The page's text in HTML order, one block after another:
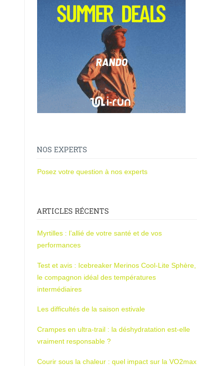
NOS EXPERTS
Posez votre question à nos experts
ARTICLES RÉCENTS
Myrtilles : l’allié de votre santé et de vos
performances
Test et avis : Icebreaker Merinos Cool-Lite Sphère,
le compagnon idéal des températures
intermédiaires
Les difficultés de la saison estivale
Crampes en ultra-trail : la déshydratation est-elle
vraiment responsable ?
Courir sous la chaleur : quel impact sur la VO2max